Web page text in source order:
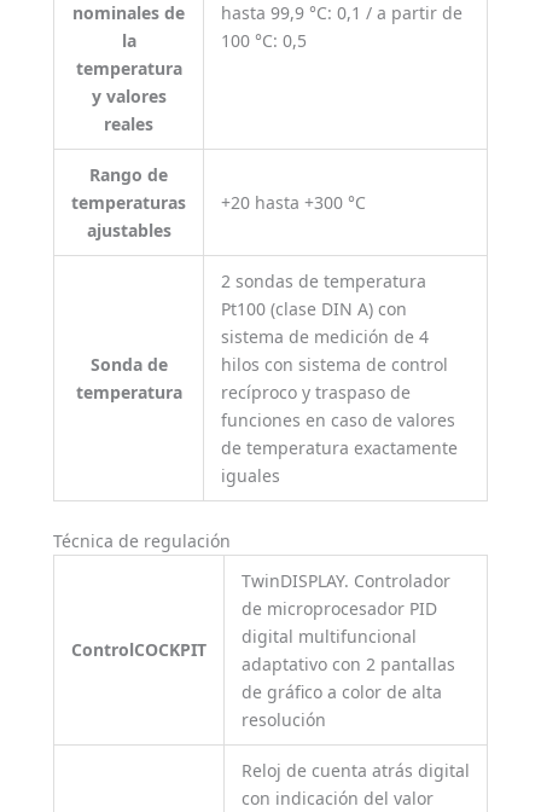
nominales de
la
temperatura
y valores
reales
hasta 99,9 °C: 0,1 / a partir de
100 °C: 0,5
Rango de
temperaturas
ajustables
+20 hasta +300 °C
Sonda de
temperatura
2 sondas de temperatura
Pt100 (clase DIN A) con
sistema de medición de 4
hilos con sistema de control
recíproco y traspaso de
funciones en caso de valores
de temperatura exactamente
iguales
Técnica de regulación
ControlCOCKPIT
TwinDISPLAY. Controlador
de microprocesador PID
digital multifuncional
adaptativo con 2 pantallas
de gráfico a color de alta
resolución
Reloj de cuenta atrás digital
con indicación del valor